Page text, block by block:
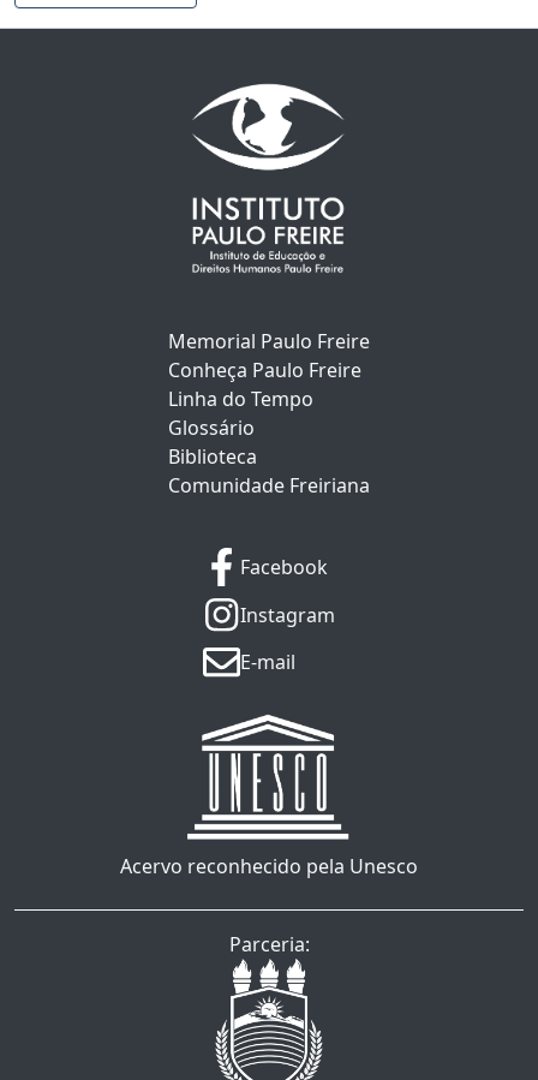
Memorial Paulo Freire
Conheça Paulo Freire
Linha do Tempo
Glossário
Biblioteca
Comunidade Freiriana
Facebook
Instagram
E-mail
Acervo reconhecido pela Unesco
Parceria: